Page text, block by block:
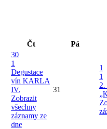
Čt Pá
30
1
Degustace
vín KARLA
IV.
Zobrazit
všechny
záznamy ze
dne
31
1
1
2.